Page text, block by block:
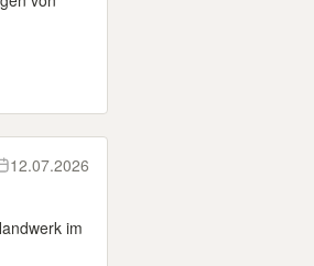
12.07.2026
im